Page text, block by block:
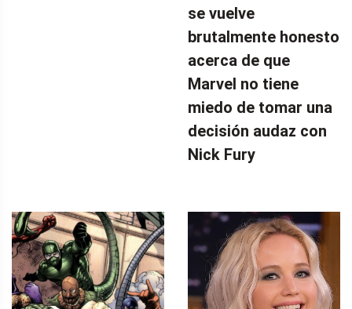
se vuelve
brutalmente honesto
acerca de que
Marvel no tiene
miedo de tomar una
decisión audaz con
Nick Fury